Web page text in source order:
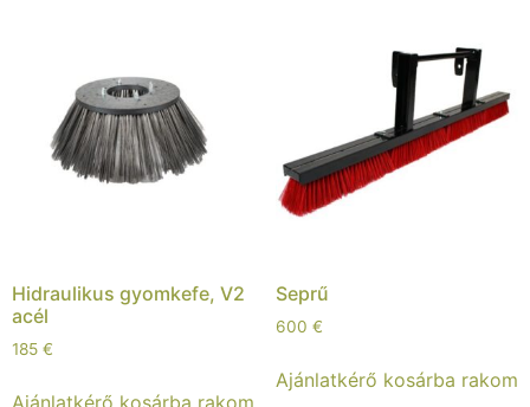
Hidraulikus gyomkefe, V2
acél
185 €
Ajánlatkérő kosárba rakom
Seprű
600 €
Ajánlatkérő kosárba rakom